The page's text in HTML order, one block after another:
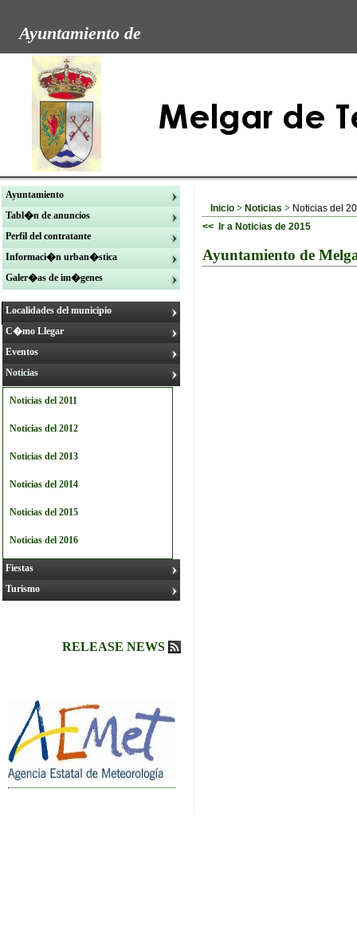
Ayuntamiento de
Ayuntamiento
Tabl�n de anuncios
Perfil del contratante
Informaci�n urban�stica
Galer�as de im�genes
Localidades del municipio
C�mo Llegar
Eventos
Noticias
Noticias del 2011
Noticias del 2012
Noticias del 2013
Noticias del 2014
Noticias del 2015
Noticias del 2016
Fiestas
Turismo
RELEASE NEWS
Inicio > Noticias > Noticias del
<< Ir a Noticias de 2015
Ayuntamiento de